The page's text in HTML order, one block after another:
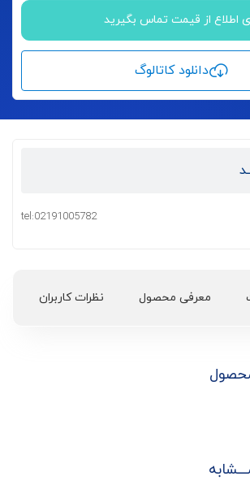
اطلاع از قیمت تماس بگیرید
دانلود کاتالوگ
tel:02191005782
معرفی محصول نظرات کاربران